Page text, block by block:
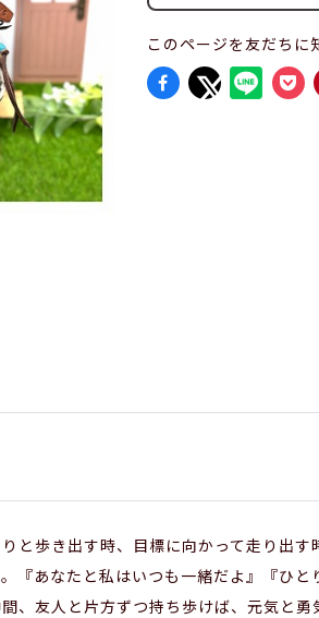
このページを友だちに
と歩き出す時、目標に向かって走り出
『あなたと私はいつも一緒だよ』『ひ
、友人と片方ずつ持ち歩けば、元気と